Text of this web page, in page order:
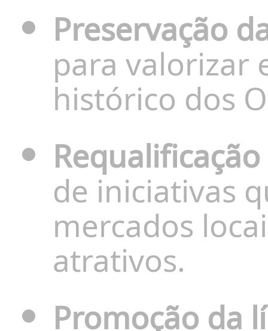
Preservação
para
histórico dos
de iniciativas
mercados
atrativos.
Promoção da